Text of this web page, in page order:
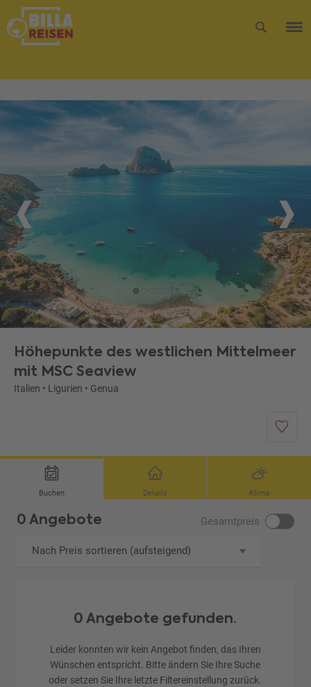
Höhepunkte des westlichen Mittelmeer
mit MSC Seaview
Italien • Ligurien • Genua
Buchen Details Klima
0 Angebote Gesamtpreis
Nach Preis sortieren (aufsteigend)
0 Angebote gefunden.
Leider konnten wir kein Angebot finden, das Ihren
Wünschen entspricht. Bitte ändern Sie Ihre Suche
oder setzen Sie Ihre letzte Filtereinstellung zurück.